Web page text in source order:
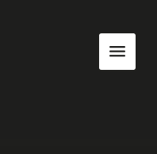
Toon
navigatie